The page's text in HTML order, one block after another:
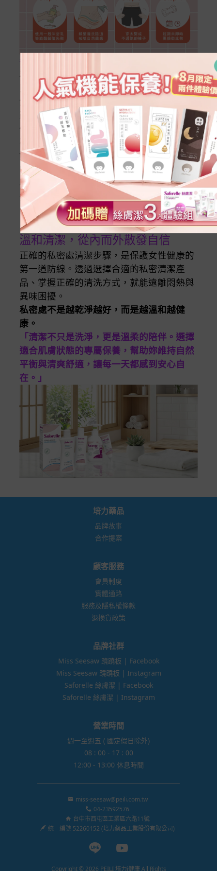
每日私密處清潔保養建議
私密處清潔保養不僅是衛生習慣，更是自我
照顧的一部分。
清洗頻率：每天清洗
動流汗後，可視情況增加至 2 次。
保持乾爽：洗澡後盡快擦乾，避免長時間穿
著濕內褲或處於悶熱環境。
飲食調整：飲食清淡、減少糖分攝取，並多
喝水，有助於維持健康的生理環境。
專業諮詢 ：若私密處出現明顯異味、搔癢或
分泌物顏色異常改變，請務必尋求婦產科醫
師的專業協助。
溫和清潔，從內而外散發自信
正確的私密處清潔步驟，是保護女性健康的
第一道防線。透過選擇合適的私密清潔產
品、掌握正確的清洗方式，就能遠離悶熱與
異味困擾。
私密處不是越乾淨越好，而是越溫和越健
康。
「清潔不只是洗淨，更是溫柔的陪伴。選擇
適合肌膚狀態的專屬保養，幫助妳維持自然
平衡與清爽舒適，讓每一天都感到安心自
在。」
培力藥品
品牌故事
合作提案
顧客服務
會員制度
實體通路
服務及隱私權條款
退換貨政策
品牌社群
Miss Seesaw 蹺蹺板 | Facebook
Miss Seesaw 蹺蹺板 | Instagram
Saforelle 絲膚潔 | Facebook
Saforelle 絲膚潔 | Instagram
營業時間
週一至週五 ( 國定假日除外)
08 : 00 - 17 : 00
12:00 - 13:00 休息時間
miss-seesaw@peili.com.tw
04-23592576
台中市西屯區工業區六路11號
統一編號 52260152 (培力藥品工業股份有限公司)
Line pageYoutube page
Copyright © 2026 PEILI 培力i健康 All Rights